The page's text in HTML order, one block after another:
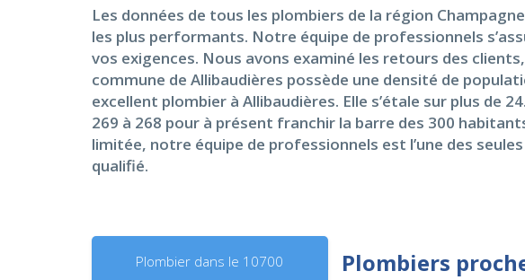
Les données de tous les plombiers de la région
les plus performants. Notre équipe de professionnels
vos exigences. Nous avons examiné les retours des
commune de Allibaudières possède une densité de
excellent plombier à Allibaudières. Elle s’étale sur plus de
269 à 268 pour à présent franchir la barre des 300
limitée, notre équipe de professionnels est l’une des
qualifié.
Plombier dans le 10700 Plombiers